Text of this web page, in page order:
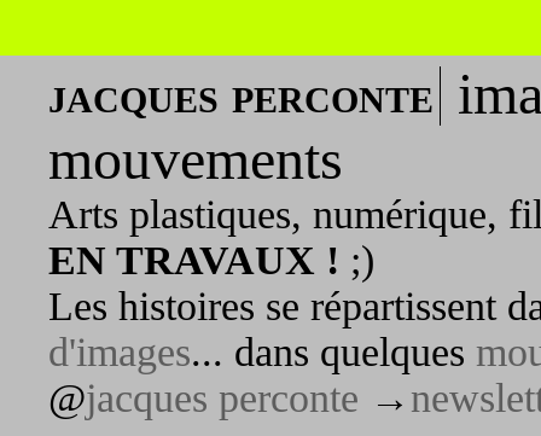
jacques perconte
mouvements
Arts plastiques, numérique,
EN TRAVAUX ! ;)
Les histoires se répartissent
d'images... dans quelques
@jacques perconte →